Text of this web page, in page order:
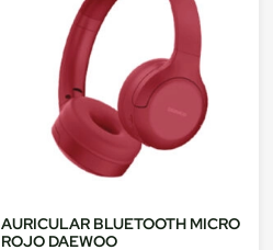
AURICULAR BLUETOOTH MICRO
ROJO DAEWOO